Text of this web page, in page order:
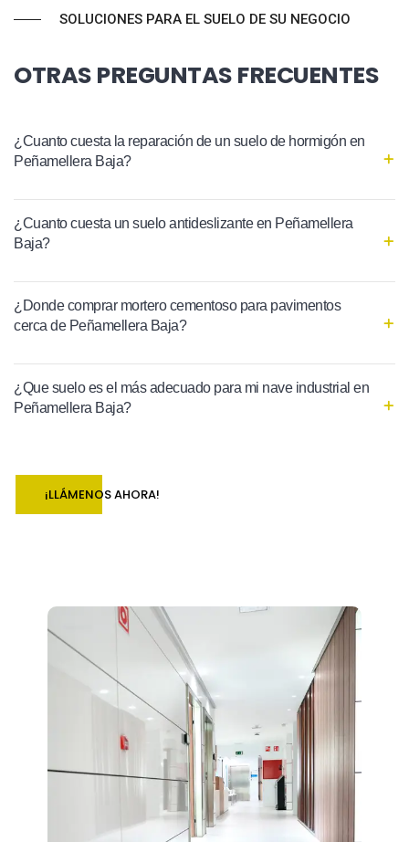
SOLUCIONES PARA EL SUELO DE SU NEGOCIO
OTRAS PREGUNTAS FRECUENTES
¿Cuanto cuesta la reparación de un suelo de hormigón en
Peñamellera Baja?
¿Cuanto cuesta un suelo antideslizante en Peñamellera
Baja?
¿Donde comprar mortero cementoso para pavimentos
cerca de Peñamellera Baja?
¿Que suelo es el más adecuado para mi nave industrial en
Peñamellera Baja?
¡LLÁMENOS AHORA!